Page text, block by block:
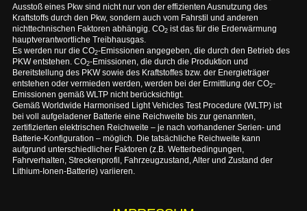
Ausstoß eines Pkw sind nicht nur von der effizienten Ausnutzung des
Kraftstoffs durch den Pkw, sondern auch vom Fahrstil und anderen
nichttechnischen Faktoren abhängig. CO2ist das für die Erderwärmung
hauptverantwortliche Treibhausgas.
Es werden nur die CO2-Emissionen angegeben, die durch den Betrieb des
PKW entstehen. CO2-Emissionen, die durch die Produktion und
Bereitstellung des PKW sowie des Kraftstoffes bzw. der Energieträger
entstehen oder vermieden werden, werden bei der Ermittlung der CO2-
Emissionen gemäß WLTP nicht berücksichtigt.
Gemäß Worldwide Harmonised Light Vehicles Test Procedure (WLTP) ist
bei voll aufgeladener Batterie eine Reichweite bis zur genannten,
zertifizierten elektrischen Reichweite – je nach vorhandener Serien- und
Batterie-Konfiguration – möglich. Die tatsächliche Reichweite kann
aufgrund unterschiedlicher Faktoren (z.B. Wetterbedingungen,
Fahrverhalten, Streckenprofil, Fahrzeugzustand, Alter und Zustand der
Lithium-Ionen-Batterie) variieren.